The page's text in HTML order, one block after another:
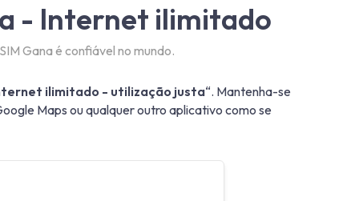
- Internet ilimitado
Gana é confiável no mundo.
ilimitado - utilização justa“. Mantenha-se
Maps ou qualquer outro aplicativo como se